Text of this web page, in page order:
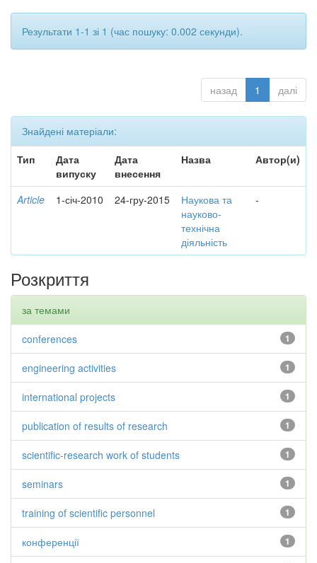
Результати 1-1 зі 1 (час пошуку: 0.002 секунди).
назад 1 далі
Знайдені матеріали:
Тип
Дата
випуску
Дата
внесення
Назва Автор(и)
Article 1-січ-2010 24-гру-2015
Наукова та
науково-
технічна
діяльність
-
Розкриття
за темами
1
conferences
1
engineering activities
1
international projects
1
publication of results of research
1
scientific-research work of students
1
seminars
1
training of scientific personnel
1
конференції